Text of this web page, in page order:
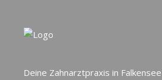
Deine Zahnarztpraxis in Falkensee